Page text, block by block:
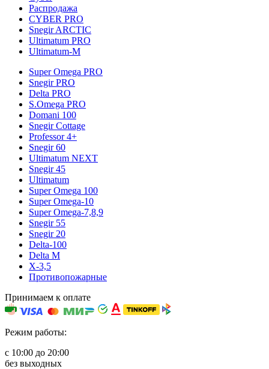
Распродажа
CYBER PRO
Snegir ARCTIC
Ultimatum PRO
Ultimatum-M
Super Omega PRO
Snegir PRO
Delta PRO
S.Omega PRO
Domani 100
Snegir Cottage
Professor 4+
Snegir 60
Ultimatum NEXT
Snegir 45
Ultimatum
Super Omega 100
Super Omega-10
Super Omega-7,8,9
Snegir 55
Snegir 20
Delta-100
Delta M
X-3,5
Противопожарные
Принимаем к оплате
Режим работы:
с 10:00 до 20:00
без выходных